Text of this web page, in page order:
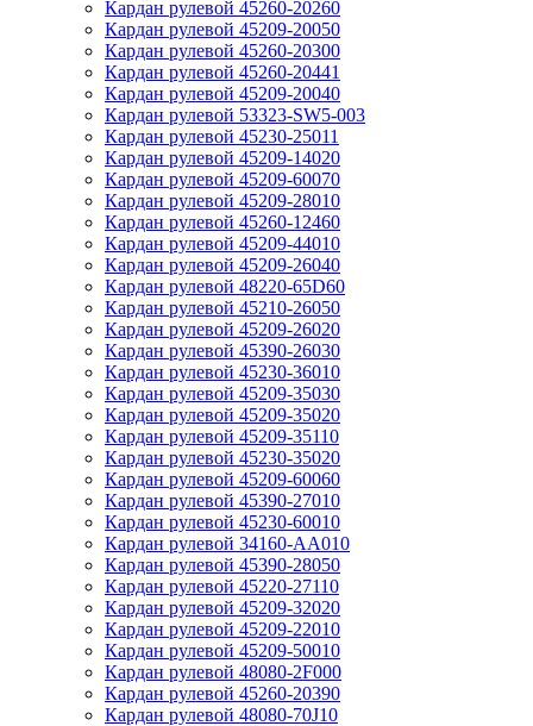
Кардан рулевой 45260-20260
Кардан рулевой 45209-20050
Кардан рулевой 45260-20300
Кардан рулевой 45260-20441
Кардан рулевой 45209-20040
Кардан рулевой 53323-SW5-003
Кардан рулевой 45230-25011
Кардан рулевой 45209-14020
Кардан рулевой 45209-60070
Кардан рулевой 45209-28010
Кардан рулевой 45260-12460
Кардан рулевой 45209-44010
Кардан рулевой 45209-26040
Кардан рулевой 48220-65D60
Кардан рулевой 45210-26050
Кардан рулевой 45209-26020
Кардан рулевой 45390-26030
Кардан рулевой 45230-36010
Кардан рулевой 45209-35030
Кардан рулевой 45209-35020
Кардан рулевой 45209-35110
Кардан рулевой 45230-35020
Кардан рулевой 45209-60060
Кардан рулевой 45390-27010
Кардан рулевой 45230-60010
Кардан рулевой 34160-AA010
Кардан рулевой 45390-28050
Кардан рулевой 45220-27110
Кардан рулевой 45209-32020
Кардан рулевой 45209-22010
Кардан рулевой 45209-50010
Кардан рулевой 48080-2F000
Кардан рулевой 45260-20390
Кардан рулевой 48080-70J10